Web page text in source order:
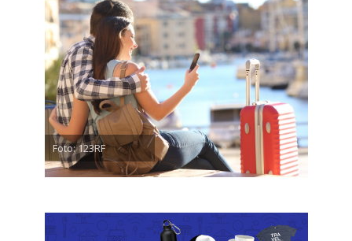
Foto: 123RF